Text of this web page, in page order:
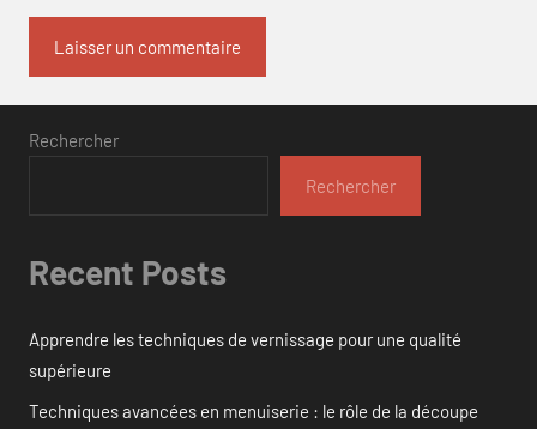
Rechercher
Rechercher
Recent Posts
Apprendre les techniques de vernissage pour une qualité
supérieure
Techniques avancées en menuiserie : le rôle de la découpe